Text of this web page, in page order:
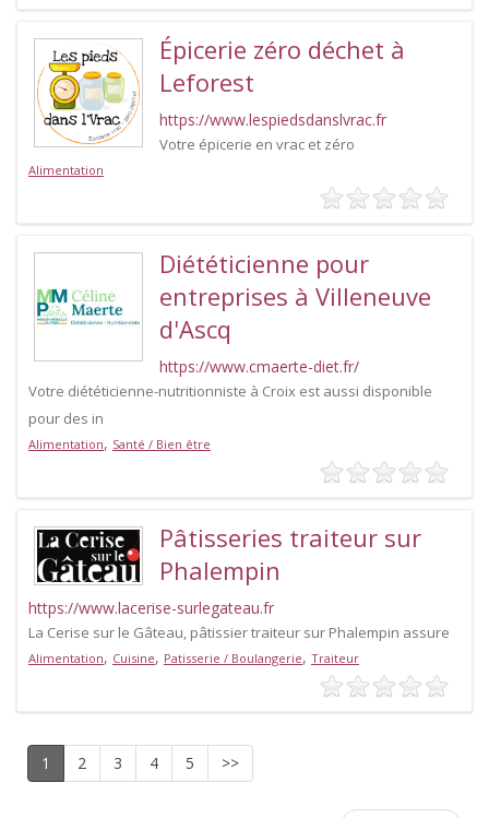
Épicerie zéro déchet à
Leforest
https://www.lespiedsdanslvrac.fr
Votre épicerie en vrac et zéro
Alimentation
Diététicienne pour
entreprises à Villeneuve
d'Ascq
https://www.cmaerte-diet.fr/
Votre diététicienne-nutritionniste à Croix est aussi disponible
pour des in
Alimentation, Santé / Bien être
Pâtisseries traiteur sur
Phalempin
https://www.lacerise-surlegateau.fr
La Cerise sur le Gâteau, pâtissier traiteur sur Phalempin assure
Alimentation, Cuisine, Patisserie / Boulangerie, Traiteur
1 2 3 4 5 >>